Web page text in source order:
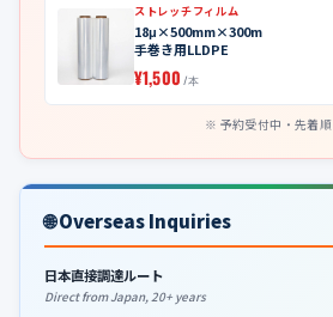
ストレッチフィルム
18μ×500mm×300m
手巻き用LLDPE
¥1,500 /本
予約受付中・先着順
🌐 Overseas Inquiries
日本直接調達ルート
Direct from Japan, 20+ years